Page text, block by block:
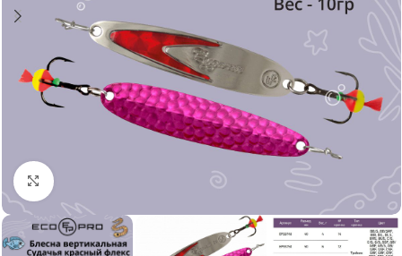
Нажмите, чтобы увеличить